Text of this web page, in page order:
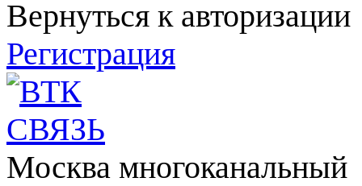
Вернуться к авторизации
Регистрация
Москва многоканальный